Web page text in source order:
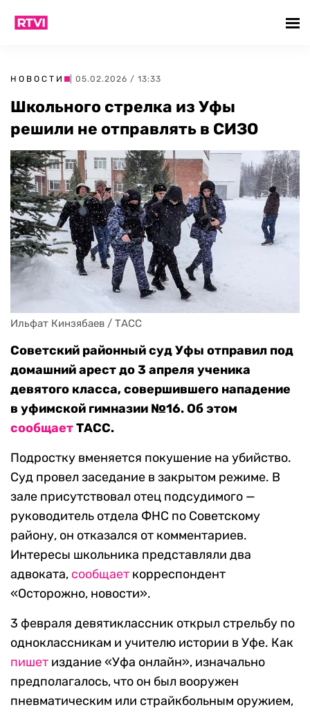
НОВОСТИ | 05.02.2026 / 13:33
Школьного стрелка из Уфы
решили не отправлять в СИЗО
Ильфат Кинзябаев / ТАСС
Советский районный суд Уфы отправил под
домашний арест до 3 апреля ученика
девятого класса, совершившего нападение
в уфимской гимназии №16. Об этом
сообщаетТАСС.
Подростку вменяется покушение на убийство.
Суд провел заседание в закрытом режиме. В
зале присутствовал отец подсудимого —
руководитель отдела ФНС по Советскому
району, он отказался от комментариев.
Интересы школьника представляли два
адвоката, сообщает корреспондент
«Осторожно, новости».
3 февраля девятиклассник открыл стрельбу по
одноклассникам и учителю истории в Уфе. Как
пишет издание «Уфа онлайн», изначально
предполагалось, что он был вооружен
пневматическим или страйкбольным оружием,